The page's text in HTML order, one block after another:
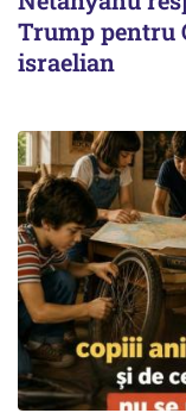
Trump pentru
israelian